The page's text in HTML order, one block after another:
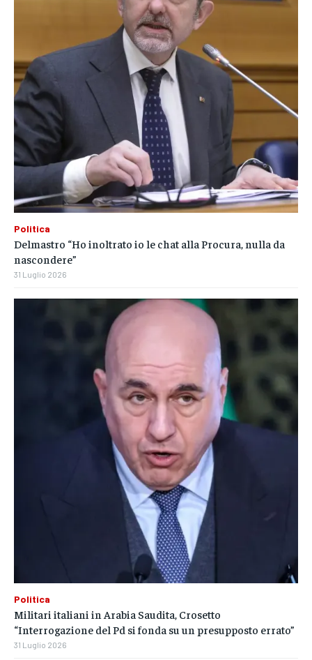
Politica
Delmastro “Ho inoltrato io le chat alla Procura, nulla da
nascondere”
31 Luglio 2026
Politica
Militari italiani in Arabia Saudita, Crosetto
“Interrogazione del Pd si fonda su un presupposto errato”
31 Luglio 2026